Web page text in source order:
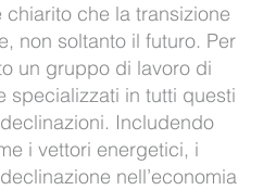
che la transizione
non soltanto il futuro. Per
un gruppo di lavoro di
specializzati in tutti questi
Includendo
i vettori energetici, i
nell’economia